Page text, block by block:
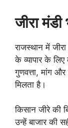
जीरा मंडी
राजस्थान में
के व्यापार के
गुणवत्ता, मांग
मिलता है।
किसान जीरे की
उन्हें बाजार की